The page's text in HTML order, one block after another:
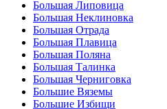
Большая Липовица
Большая Неклиновка
Большая Отрада
Большая Плавица
Большая Поляна
Большая Талинка
Большая Черниговка
Большие Вяземы
Большие Избищи